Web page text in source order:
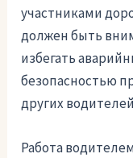
участниками
должен быть
избегать
безопасностью
других
Работа